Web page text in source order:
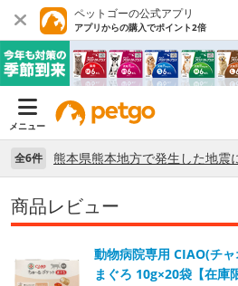
ペットゴーの公式アプリ
アプリからの購入でポイント2倍
メニュー
全6件
商品レビュー
動物病院専用 CIAO(チ
まぐろ 10g×20袋【在庫